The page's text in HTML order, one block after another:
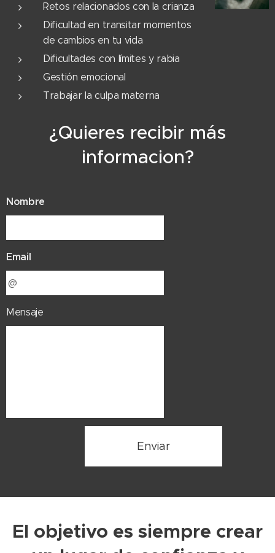
Retos relacionados con la crianza
Dificultad en transitar momentos
de cambios en tu vida
Dificultades con límites y rabia
Gestión emocional
Trabajar la culpa materna
¿Quieres recibir más
informacion?
Nombre
Email
Mensaje
Enviar
El objetivo es siempre crear